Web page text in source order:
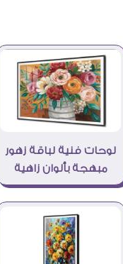
لوحات فنية لباقة زهور
مبهجة بألوان زاهية